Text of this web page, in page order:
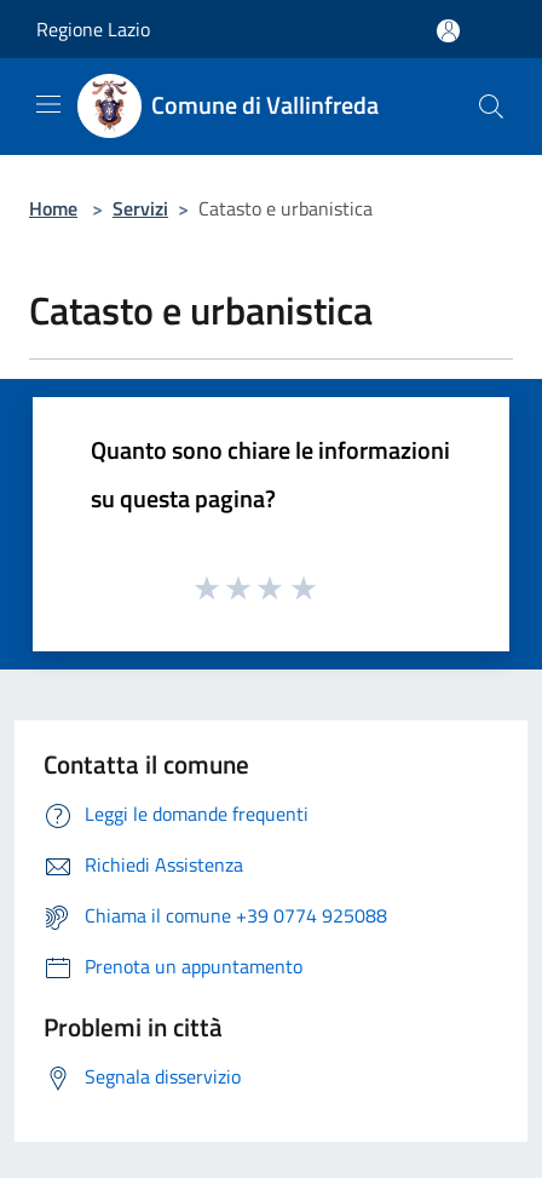
Regione Lazio
Comune di Vallinfreda
Home > Servizi > Catasto e urbanistica
Catasto e urbanistica
Quanto sono chiare le informazioni
su questa pagina?
Contatta il comune
Leggi le domande frequenti
Richiedi Assistenza
Chiama il comune +39 0774 925088
Prenota un appuntamento
Problemi in città
Segnala disservizio